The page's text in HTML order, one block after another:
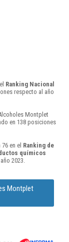
Ranking Nacional
respecto al año
Montplet
en 138 posiciones
en el Ranking de
químicos
2023.
Montplet